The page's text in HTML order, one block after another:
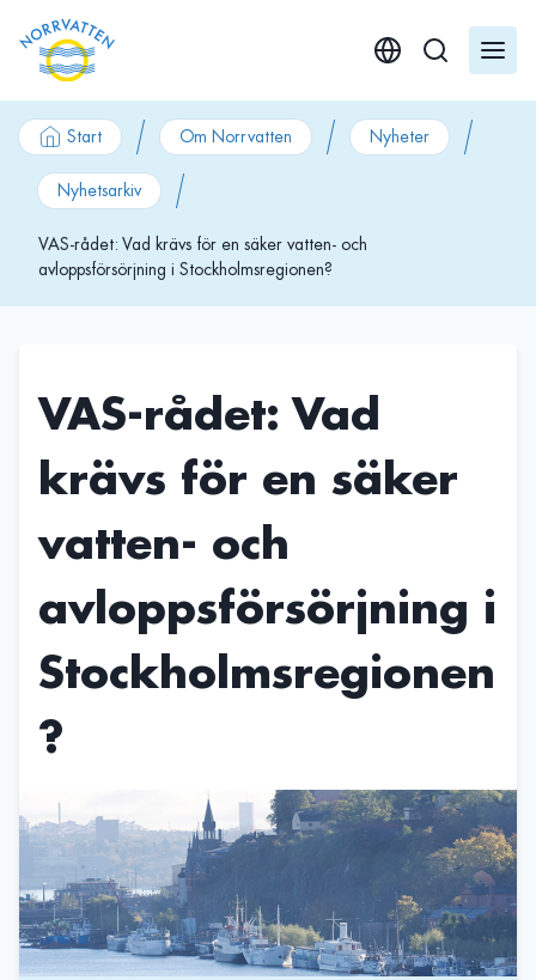
Start Om Norrvatten Nyheter
Nyhetsarkiv
VAS-rådet: Vad krävs för en säker vatten- och
avloppsförsörjning i Stockholmsregionen?
VAS-rådet: Vad
krävs för en säker
vatten- och
avloppsförsörjning i
Stockholmsregionen
?